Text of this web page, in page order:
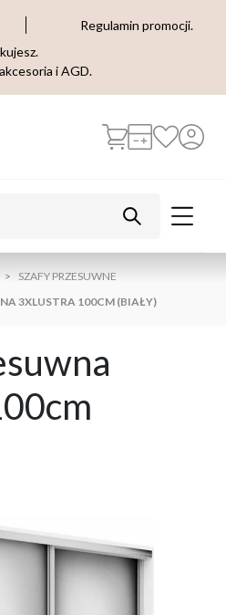
Regulamin promocji.
i AGD.
SZAFY PRZESUWNE
3XLUSTRA 100CM (BIAŁY)